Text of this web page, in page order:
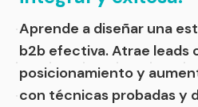
Aprende a diseñar una
b2b efectiva. Atrae leads
posicionamiento y
con técnicas probadas y